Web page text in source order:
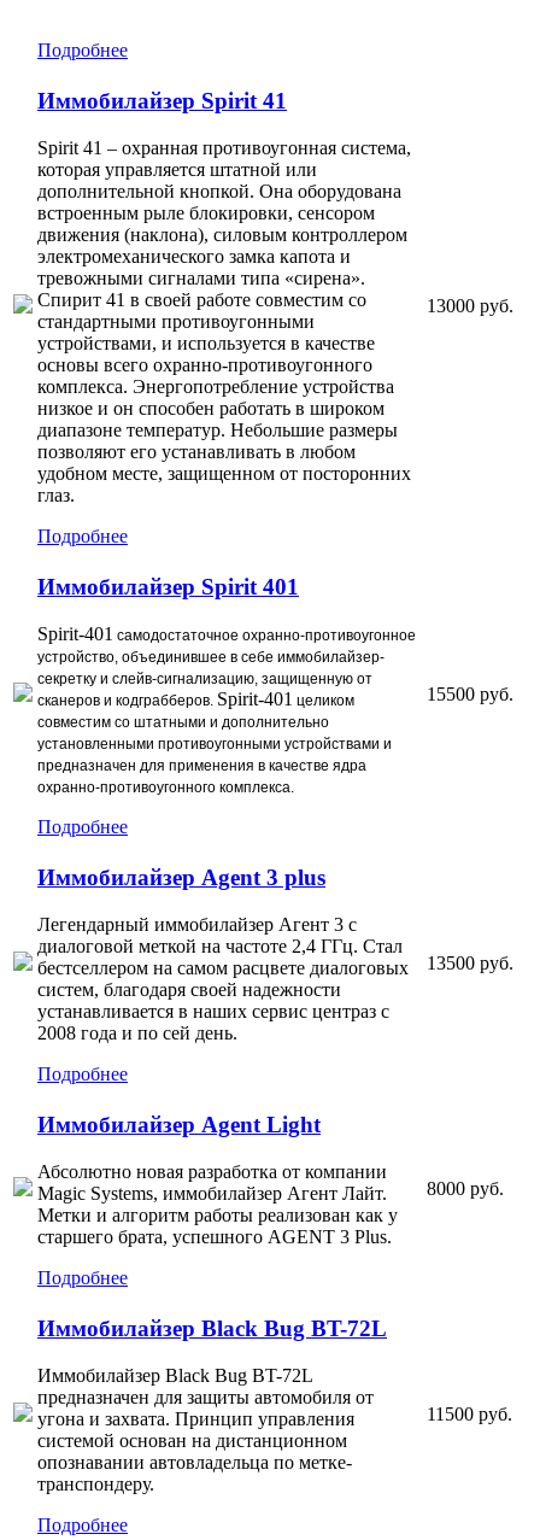
Подробнее
Иммобилайзер Spirit 41
Spirit 41 – охранная противоугонная система,
которая управляется штатной или
дополнительной кнопкой. Она оборудована
встроенным рыле блокировки, сенсором
движения (наклона), силовым контроллером
электромеханического замка капота и
тревожными сигналами типа «сирена».
Спирит 41 в своей работе совместим со
стандартными противоугонными
устройствами, и используется в качестве
основы всего охранно-противоугонного
комплекса. Энергопотребление устройства
низкое и он способен работать в широком
диапазоне температур. Небольшие размеры
позволяют его устанавливать в любом
удобном месте, защищенном от посторонних
глаз.
Подробнее
13000 руб.
Иммобилайзер Spirit 401
Spirit-401 самодостаточное охранно-противоугонное
устройство, объединившее в себе иммобилайзер-
секретку и слейв-сигнализацию, защищенную от
сканеров и кодграбберов. Spirit-401 целиком
совместим со штатными и дополнительно
установленными противоугонными устройствами и
предназначен для применения в качестве ядра
охранно-противоугонного комплекса.
Подробнее
15500 руб.
Иммобилайзер Agent 3 plus
Легендарный иммобилайзер Агент 3 с
диалоговой меткой на частоте 2,4 ГГц. Стал
бестселлером на самом расцвете диалоговых
систем, благодаря своей надежности
устанавливается в наших сервис центраз с
2008 года и по сей день.
Подробнее
13500 руб.
Иммобилайзер Agent Light
Абсолютно новая разработка от компании
Magic Systems, иммобилайзер Агент Лайт.
Метки и алгоритм работы реализован как у
старшего брата, успешного AGENT 3 Plus.
Подробнее
8000 руб.
Иммобилайзер Black Bug BT-72L
Иммобилайзер Black Bug BT-72L
предназначен для защиты автомобиля от
угона и захвата. Принцип управления
системой основан на дистанционном
опознавании автовладельца по метке-
транспондеру.
Подробнее
11500 руб.